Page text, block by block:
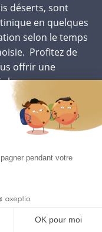
déserts, sont
en quelques
selon le temps
Profitez de
offrir une
les paysages
offertes par
(Day charter)
croisières d’une
skipper, repas,
la Martinique ?